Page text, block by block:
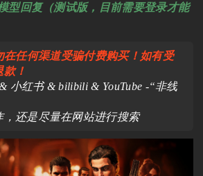
型回复（测试版，目前需要登录才能
在任何渠道受骗付费购买！如有受
！
小红书 & bilibili & YouTube -“非线
，还是尽量在网站进行搜索